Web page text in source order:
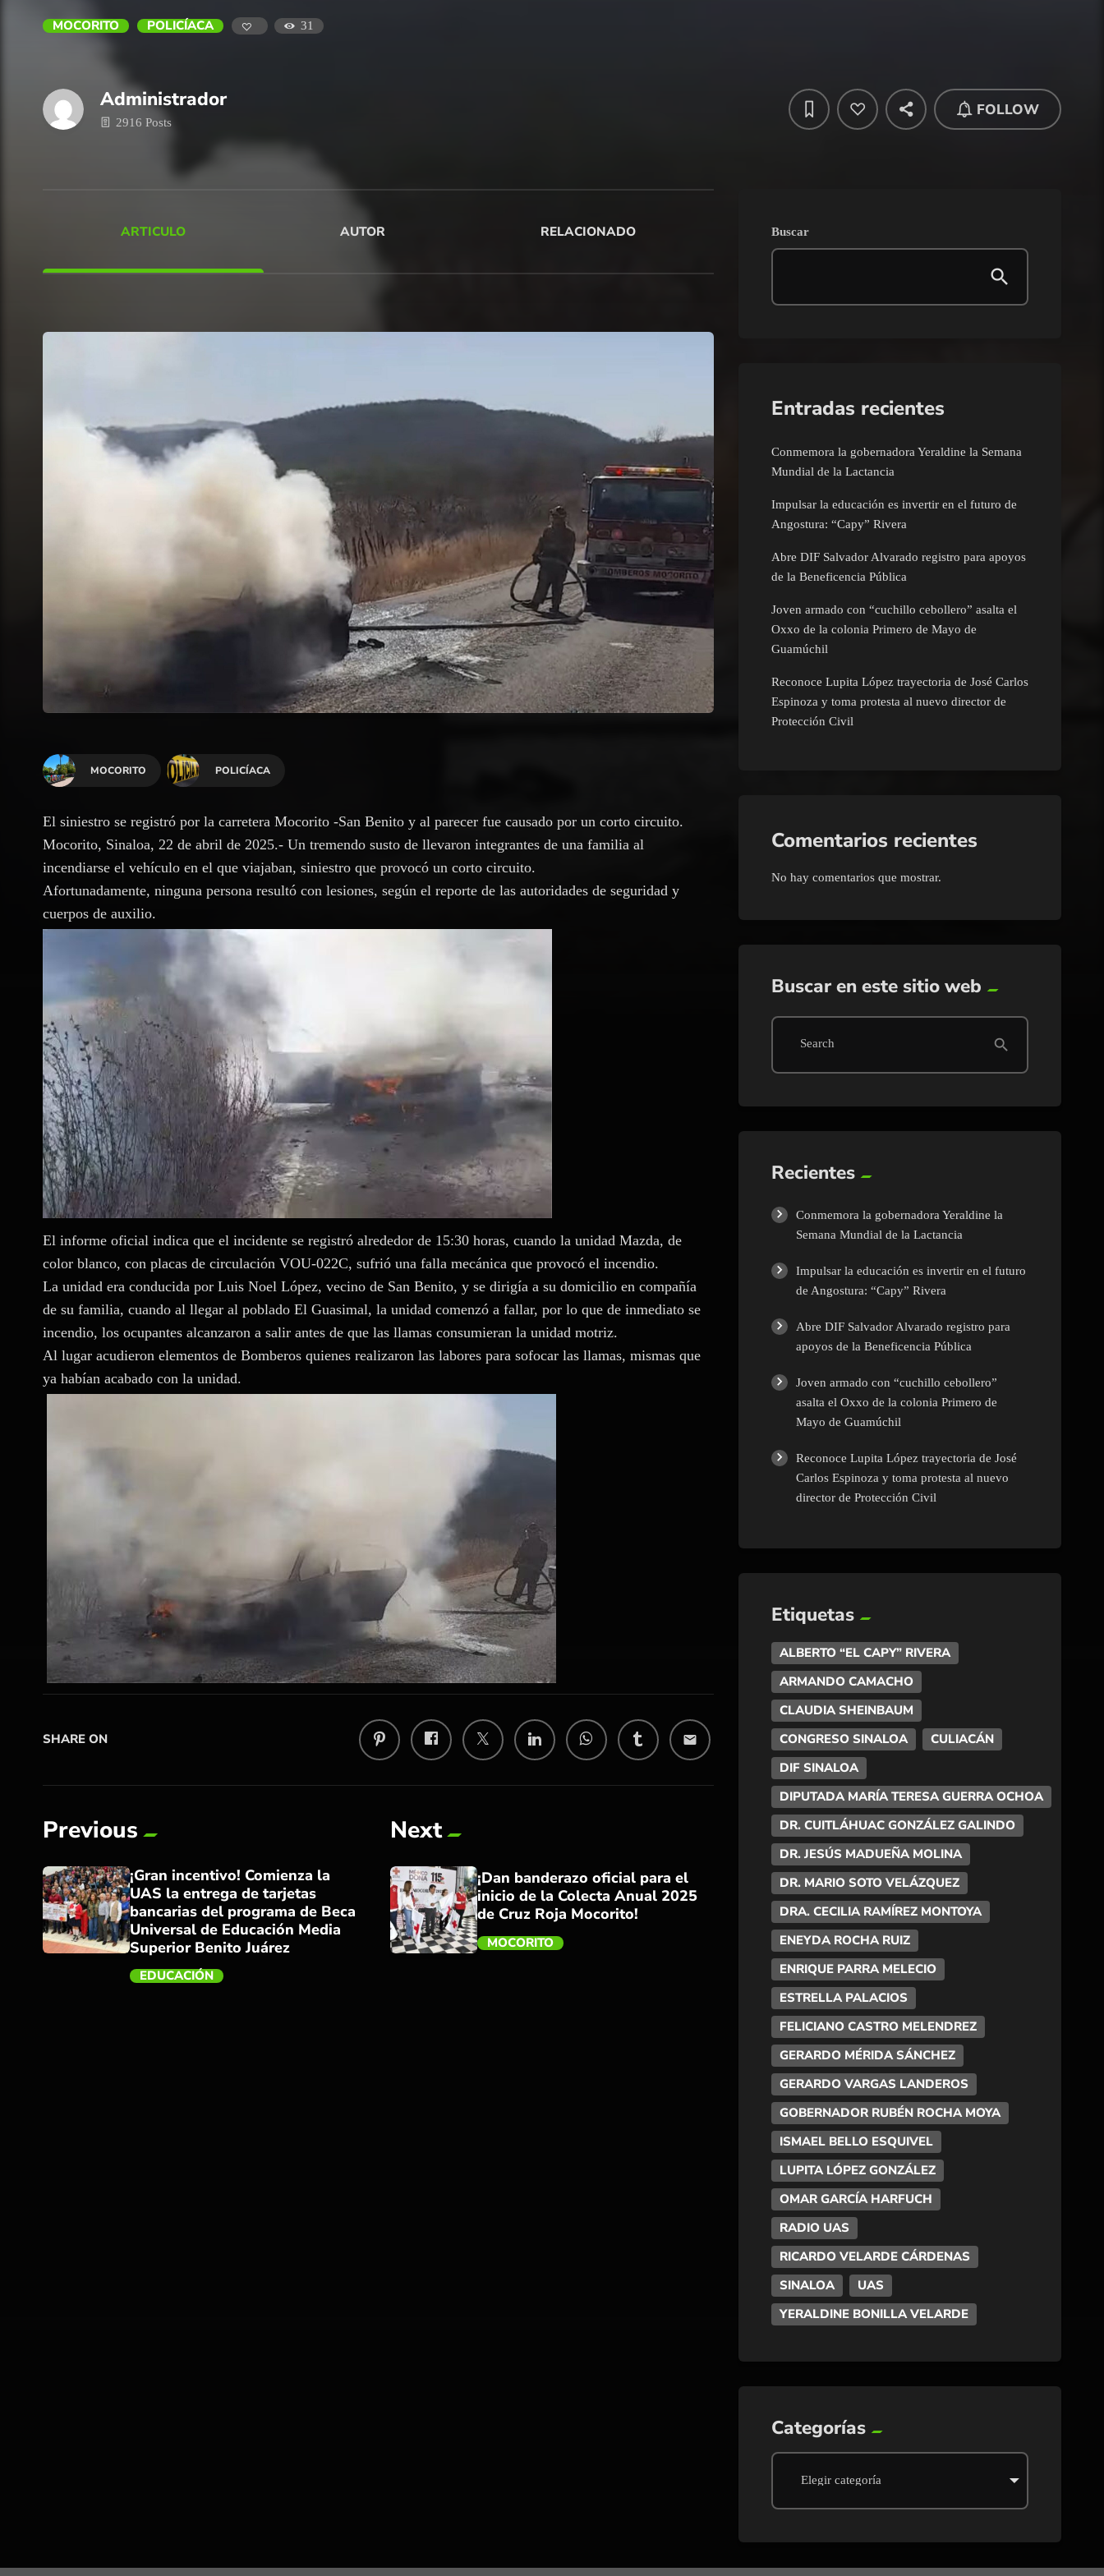
MOCORITO POLICÍACA 31
Administrador
2916 Posts
FOLLOW
ARTICULO AUTOR RELACIONADO
MOCORITO POLICÍACA
El siniestro se registró por la carretera Mocorito -San Benito y al parecer fue causado por un corto circuito.
Mocorito, Sinaloa, 22 de abril de 2025.- Un tremendo susto de llevaron integrantes de una familia al
incendiarse el vehículo en el que viajaban, siniestro que provocó un corto circuito.
Afortunadamente, ninguna persona resultó con lesiones, según el reporte de las autoridades de seguridad y
cuerpos de auxilio.
El informe oficial indica que el incidente se registró alrededor de 15:30 horas, cuando la unidad Mazda, de
color blanco, con placas de circulación VOU-022C, sufrió una falla mecánica que provocó el incendio.
La unidad era conducida por Luis Noel López, vecino de San Benito, y se dirigía a su domicilio en compañía
de su familia, cuando al llegar al poblado El Guasimal, la unidad comenzó a fallar, por lo que de inmediato se
incendio, los ocupantes alcanzaron a salir antes de que las llamas consumieran la unidad motriz.
Al lugar acudieron elementos de Bomberos quienes realizaron las labores para sofocar las llamas, mismas que
ya habían acabado con la unidad.
SHARE ON email
Previous
¡Gran incentivo! Comienza la
UAS la entrega de tarjetas
bancarias del programa de Beca
Universal de Educación Media
Superior Benito Juárez
EDUCACIÓN
Next
¡Dan banderazo oficial para el
inicio de la Colecta Anual 2025
de Cruz Roja Mocorito!
MOCORITO
Buscar
Entradas recientes
Conmemora la gobernadora Yeraldine la Semana
Mundial de la Lactancia
Impulsar la educación es invertir en el futuro de
Angostura: “Capy” Rivera
Abre DIF Salvador Alvarado registro para apoyos
de la Beneficencia Pública
Joven armado con “cuchillo cebollero” asalta el
Oxxo de la colonia Primero de Mayo de
Guamúchil
Reconoce Lupita López trayectoria de José Carlos
Espinoza y toma protesta al nuevo director de
Protección Civil
Comentarios recientes
No hay comentarios que mostrar.
Buscar en este sitio web
Search search
Recientes
Conmemora la gobernadora Yeraldine la
Semana Mundial de la Lactancia
Impulsar la educación es invertir en el futuro
de Angostura: “Capy” Rivera
Abre DIF Salvador Alvarado registro para
apoyos de la Beneficencia Pública
Joven armado con “cuchillo cebollero”
asalta el Oxxo de la colonia Primero de
Mayo de Guamúchil
Reconoce Lupita López trayectoria de José
Carlos Espinoza y toma protesta al nuevo
director de Protección Civil
Etiquetas
ALBERTO “EL CAPY” RIVERA
ARMANDO CAMACHO
CLAUDIA SHEINBAUM
CONGRESO SINALOA
CULIACÁN
DIF SINALOA
DIPUTADA MARÍA TERESA GUERRA OCHOA
DR. CUITLÁHUAC GONZÁLEZ GALINDO
DR. JESÚS MADUEÑA MOLINA
DR. MARIO SOTO VELÁZQUEZ
DRA. CECILIA RAMÍREZ MONTOYA
ENEYDA ROCHA RUIZ
ENRIQUE PARRA MELECIO
ESTRELLA PALACIOS
FELICIANO CASTRO MELENDREZ
GERARDO MÉRIDA SÁNCHEZ
GERARDO VARGAS LANDEROS
GOBERNADOR RUBÉN ROCHA MOYA
ISMAEL BELLO ESQUIVEL
LUPITA LÓPEZ GONZÁLEZ
OMAR GARCÍA HARFUCH
RADIO UAS
RICARDO VELARDE CÁRDENAS
SINALOA
UAS
YERALDINE BONILLA VELARDE
Categorías